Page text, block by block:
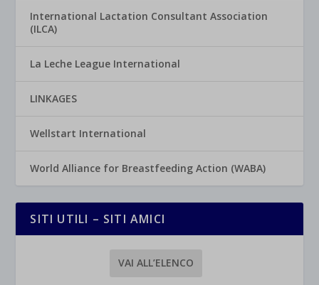
International Lactation Consultant Association
(ILCA)
La Leche League International
LINKAGES
Wellstart International
World Alliance for Breastfeeding Action (WABA)
SITI UTILI – SITI AMICI
VAI ALL’ELENCO